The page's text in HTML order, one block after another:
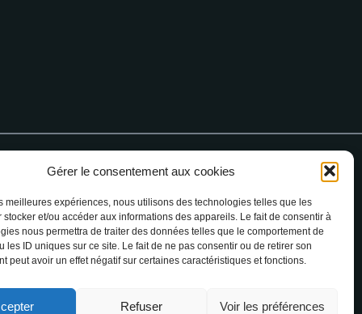
Gérer le consentement aux cookies
meilleures expériences, nous utilisons des technologies telles que les
stocker et/ou accéder aux informations des appareils. Le fait de consentir à
nous permettra de traiter des données telles que le comportement de
les ID uniques sur ce site. Le fait de ne pas consentir ou de retirer son
peut avoir un effet négatif sur certaines caractéristiques et fonctions.
Refuser Voir les préférences
68 76 64 90